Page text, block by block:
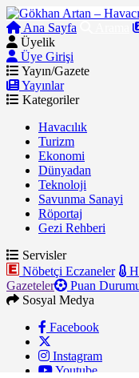
Ana Sayfa
Üyelik
Üye Girişi
Yayın/Gazete
Yayınlar
Kategoriler
Havacılık
Turizm
Ekonomi
Dünyadan
Teknoloji
Savunma Sanayi
Röportaj
Gezi Rehberi
Servisler
Nöbetçi Eczaneler
Gazeteler
Puan
Sosyal Medya
Facebook
Instagram
Youtube